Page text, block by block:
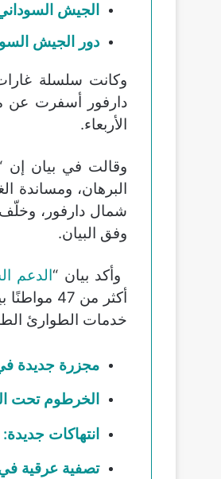
الجيش
دور الجيش
وكانت سلسلة
دارفور أسفرت عن
الأربعاء.
وقالت في بيان إن
البرهان، ومساندة
شمال دارفور،
وفق البيان.
وأكد بيان “الدعم
أكثر من
خدمات الطوارئ
مجزرة جديدة
الخرطوم تحت
انتهاكات
تصفية عرقية في